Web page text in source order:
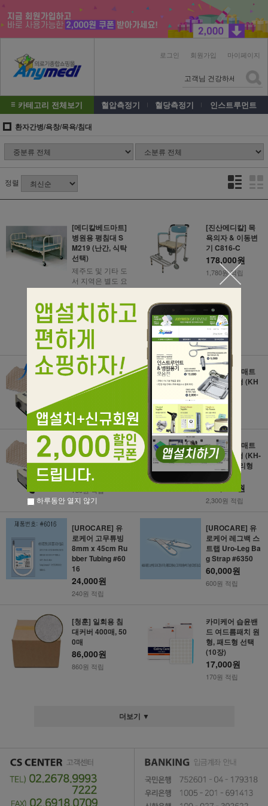
로그인 회원가입 마이페이지
카테고리 전체보기 혈압측정기 혈당측정기 인스트루먼트
환자간병/욕창/목욕/침대
정렬
[메디칼베드마트]
병원용 평침대 S
M219 (난간, 식탁
선택)
제주도 및 기타 도
서 지역은 별도 요
금이 부과될 수 있
습니다. 상담 후
주문해 주시기 바
랍니다.
380,000원
3,800원 적립
[진산메디칼] 목
욕의자 & 이동변
기 C816-C
178,000원
1,780원 적립
[가하] 에어매트
리스 공기분사형
(KHA-2LV)
840원 적립
[가하] 에어매트
리스 조절형 (KH
A-2)
78,000원
780원 적립
[가하] 에어매트
리스 일반형 (KH
A-1)
73,000원
730원 적립
[가하] 에어매트
리스 튜브형 (KH-
2LVU) / 분리형
튜브 매트
230,000원
2,300원 적립
[UROCARE] 유
로케어 고무튜빙
8mm x 45cm Ru
bber Tubing #60
16
24,000원
240원 적립
[UROCARE] 유
로케어 레그백 스
트랩 Uro-Leg Ba
g Strap #6350
60,000원
600원 적립
[청훈] 일회용 침
대커버 400매, 50
0매
86,000원
860원 적립
카미케어 습윤밴
드 여드름패치 원
형, 패드형 선택
(10장)
17,000원
170원 적립
더보기 ▼
하루동안 열지 않기